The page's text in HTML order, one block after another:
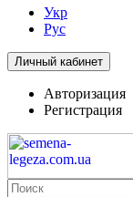
Укр
Рус
Личный кабинет
Авторизация
Регистрация